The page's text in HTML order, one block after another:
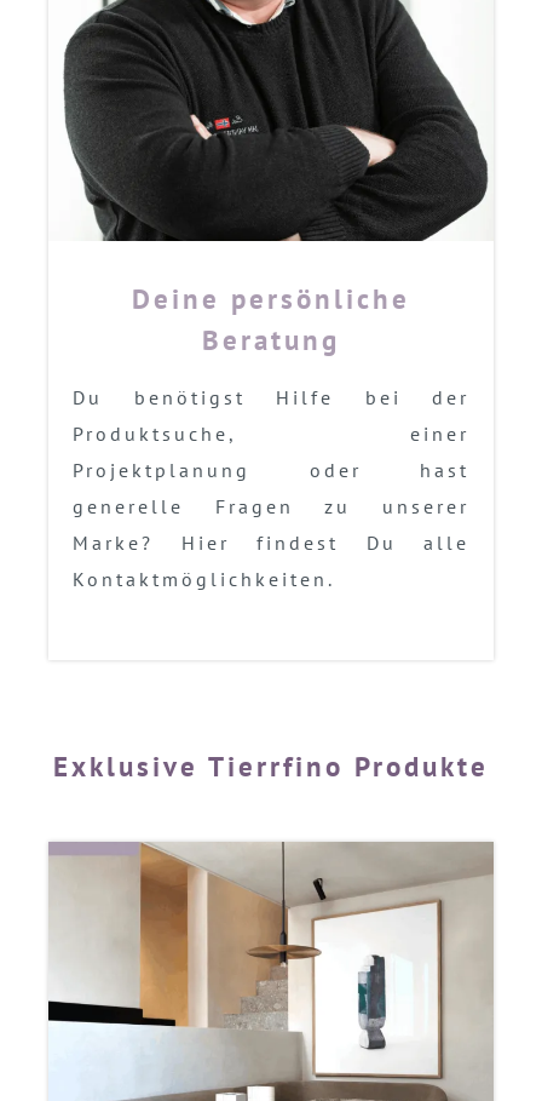
Deine persönliche
Beratung
Du benötigst Hilfe bei der
Produktsuche, einer
Projektplanung oder hast
generelle Fragen zu unserer
Marke? Hier findest Du alle
Kontaktmöglichkeiten.
Exklusive Tierrfino Produkte